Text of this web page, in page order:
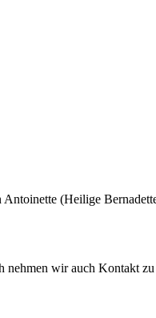
(Heilige
wir auch Kontakt